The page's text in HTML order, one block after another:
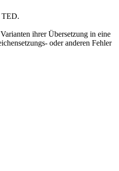
ihrer Übersetzung in eine
oder anderen Fehler